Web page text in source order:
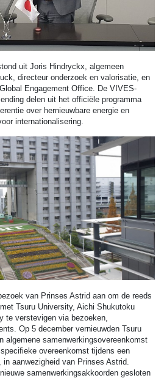
uit Joris Hindryckx, algemeen
directeur onderzoek en valorisatie, en
Engagement Office. De VIVES-
delen uit het officiële programma
over hernieuwbare energie en
internationalisering.
van Prinses Astrid aan om de reeds
Tsuru University, Aichi Shukutoku
te verstevigen via bezoeken,
Op 5 december vernieuwden Tsuru
algemene samenwerkingsovereenkomst
overeenkomst tijdens een
aanwezigheid van Prinses Astrid.
samenwerkingsakkoorden gesloten